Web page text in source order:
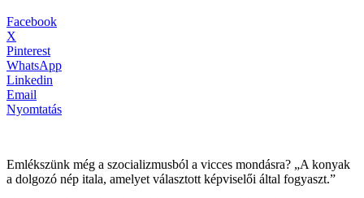
Facebook
X
Pinterest
WhatsApp
Linkedin
Email
Nyomtatás
Emlékszünk még a szocializmusból a vicces mondásra? „A konyak
a dolgozó nép itala, amelyet választott képviselői által fogyaszt.”